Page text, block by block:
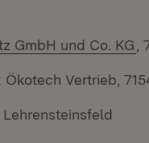
GmbH und Co. KG
Vertrieb,
in neuem Fenster)
Lehrensteinsfeld